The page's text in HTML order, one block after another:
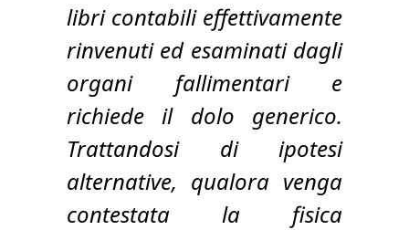
libri contabili effettivamente
rinvenuti ed esaminati dagli
organi fallimentari e
richiede il dolo generico.
Trattandosi di ipotesi
alternative, qualora venga
contestata la fisica